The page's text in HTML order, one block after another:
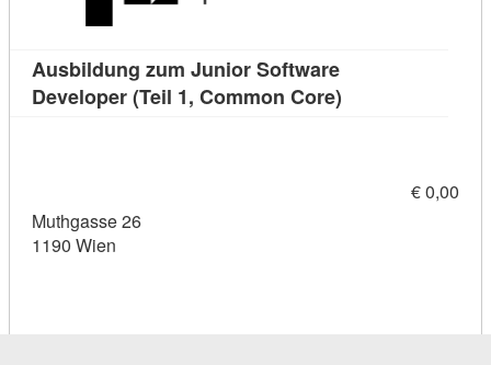
Ausbildung zum Junior Software
Developer (Teil 1, Common Core)
€ 0,00
Muthgasse 26
1190 Wien